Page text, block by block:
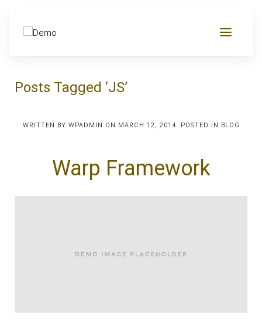
Posts Tagged ‘JS’
WRITTEN BY WPADMIN ON MARCH 12, 2014. POSTED IN BLOG
Warp Framework